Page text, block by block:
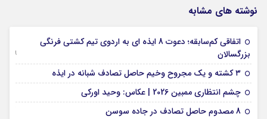
نوشته های مشابه
اتفاقی کم‌سابقه؛ دعوت 8 ایذه ای به اردوی تیم کشتی فرنگی
بزرگسالان
09 جولای 2026
۳ کشته و یک مجروح وخیم حاصل تصادف شبانه در ایذه
چشم انتظاری ممبین 2026 | عکاس: وحید اورکی
8 مصدوم حاصل تصادف در جاده سوسن